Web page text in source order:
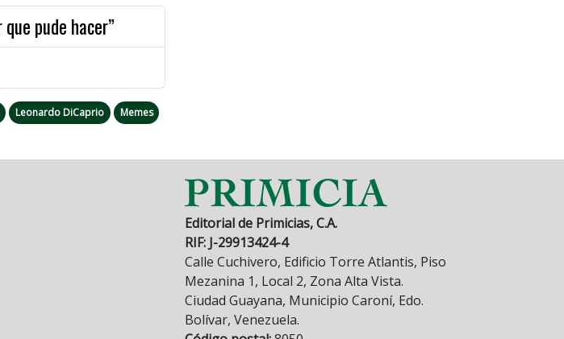
pude hacer”
Leonardo DiCaprio
Memes
Editorial de Primicias, C.A.
RIF: J-29913424-4
Calle Cuchivero, Edificio Torre Atlantis, Piso
Mezanina 1, Local 2, Zona Alta Vista.
Ciudad Guayana, Municipio Caroní, Edo.
Bolívar, Venezuela.